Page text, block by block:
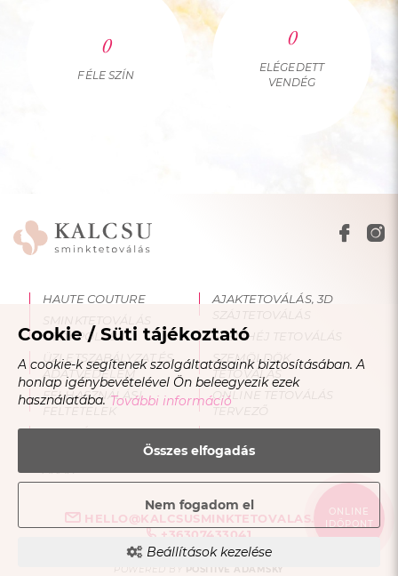
ONLINE
IDŐPONT
0
FÉLE SZÍN
0
ELÉGEDETT
VENDÉG
HAUTE COUTURE
SMINKTETOVÁLÁS
UTÓÁPOLÁS
ÜZLETSZABÁLYZAT ÉS
ADATVÉDELEM
FELHASZNÁLÁSI
FELTÉTELEK
OKTATÁS
SMINKTETOVÁLÁS
ÁRAK
AJAKTETOVÁLÁS, 3D
SZÁJTETOVÁLÁS
SZEMHÉJ TETOVÁLÁS
SZEMÖLDÖK
TETOVÁLÁS
ONLINE TETOVÁLÁS
TERVEZŐ
BLOG
HELLO@KALCSUSMINKTETOVALAS.HU
+36307433041
COPYRIGHT © 2023 - 2026 KALCSU SMINKTETOVÁLÁS |
POSITIVE ADAMSKY
Cookie / Süti tájékoztató
A cookie-k segítenek szolgáltatásaink biztosításában. A
honlap igénybevételével Ön beleegyezik ezek
használatába. További információ
Összes elfogadás
Nem fogadom el
Beállítások kezelése